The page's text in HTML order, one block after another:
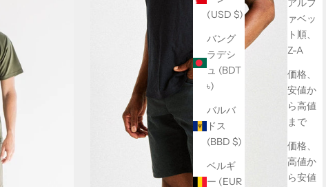
(USD $)
バング
ラデシ
ュ (BDT
৳)
バルバ
ドス
(BBD $)
ベルギ
ー (EUR
ァベッ
ト順、
Z-A
価格、
安値か
ら高値
まで
価格、
高値か
ら安値